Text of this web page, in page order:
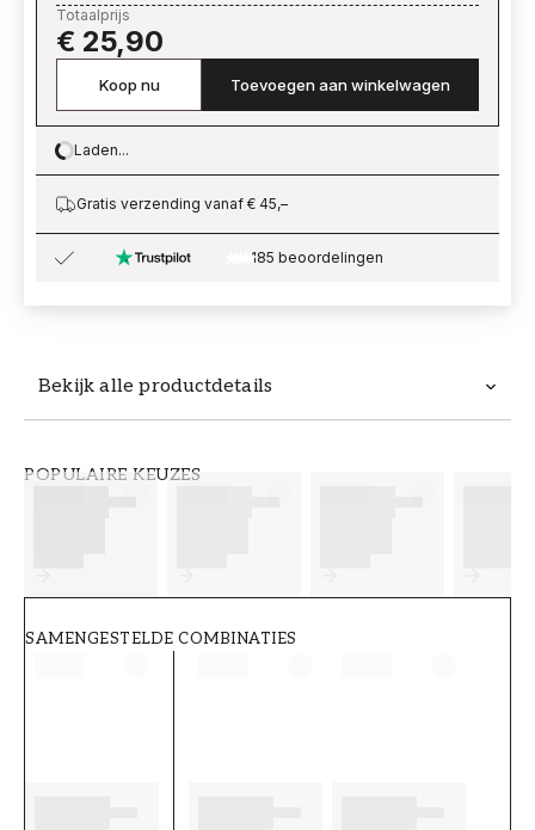
Bekijk alle productdetails
POPULAIRE KEUZES
SAMENGESTELDE COMBINATIES
Totaalprijs
€ 25,90
Koop nu Toevoegen aan winkelwagen
Loading…
Laden...
Gratis verzending vanaf € 45,–
185 beoordelingen